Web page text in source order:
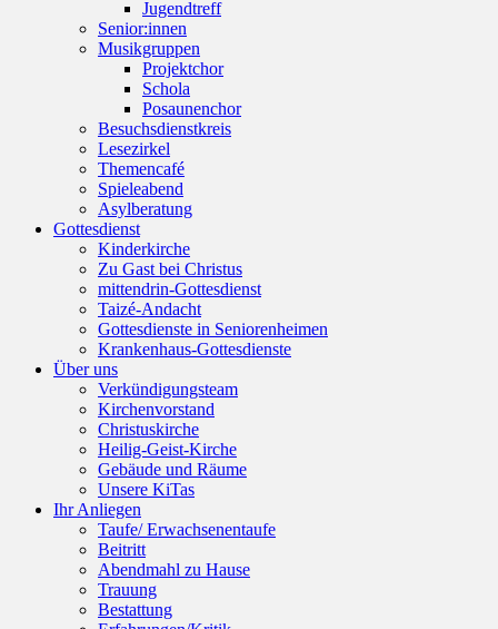
Jugendtreff
Senior:innen
Musikgruppen
Projektchor
Schola
Posaunenchor
Besuchsdienstkreis
Lesezirkel
Themencafé
Spieleabend
Asylberatung
Gottesdienst
Kinderkirche
Zu Gast bei Christus
mittendrin-Gottesdienst
Taizé-Andacht
Gottesdienste in Seniorenheimen
Krankenhaus-Gottesdienste
Über uns
Verkündigungsteam
Kirchenvorstand
Christuskirche
Heilig-Geist-Kirche
Gebäude und Räume
Unsere KiTas
Ihr Anliegen
Taufe/ Erwachsenentaufe
Beitritt
Abendmahl zu Hause
Trauung
Bestattung